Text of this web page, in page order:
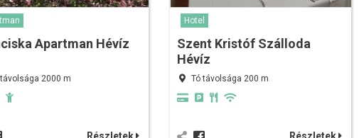
Apartman Hévíz
2000 m
Hotel
Szent Kristóf Szálloda
Hévíz
Tó távolsága 200 m